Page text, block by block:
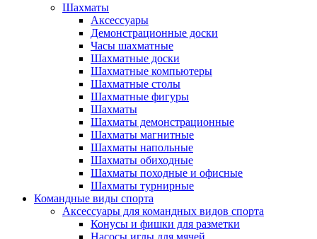
Шахматы
Аксессуары
Демонстрационные доски
Часы шахматные
Шахматные доски
Шахматные компьютеры
Шахматные столы
Шахматные фигуры
Шахматы
Шахматы демонстрационные
Шахматы магнитные
Шахматы напольные
Шахматы обиходные
Шахматы походные и офисные
Шахматы турнирные
Командные виды спорта
Аксессуары для командных видов спорта
Конусы и фишки для разметки
Насосы иглы для мячей